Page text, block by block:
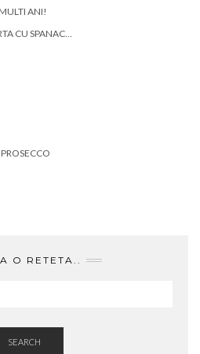
ANI!
CU SPANAC…
O RETETA..
SEARCH